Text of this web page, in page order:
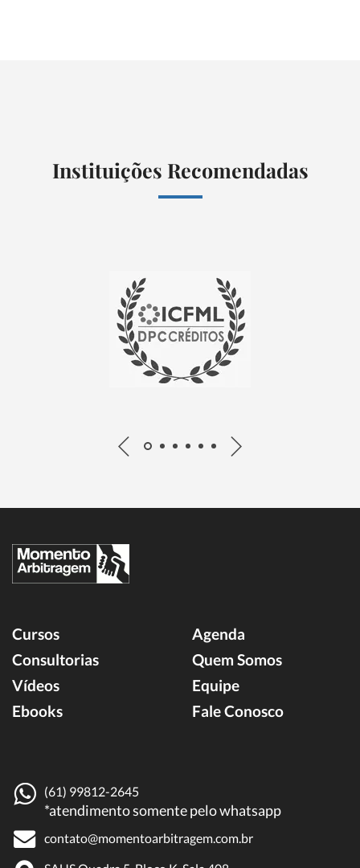
Instituições Recomendadas
Cursos
Consultorias
Vídeos
Ebooks
Agenda
Quem Somos
Equipe
Fale Conosco
(61) 99812-2645
*atendimento somente pelo whatsapp
contato@momentoarbitragem.com.br